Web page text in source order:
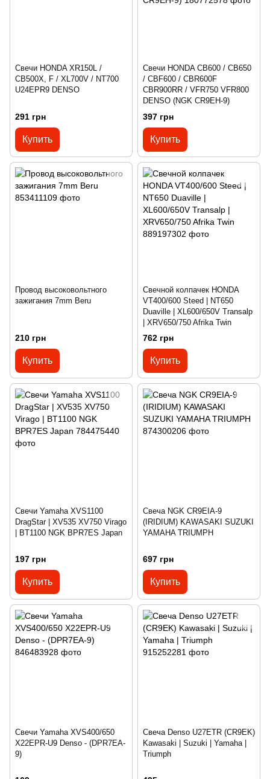
Свечи HONDA XR150L /
CB500X, F / XL700V / NT700
U24EPR9 DENSO
291 грн
Купить
Свечи HONDA CB600 / CB650
/ CBF600 / CBR600F
CBR900RR / VFR750 VFR800
DENSO (NGK CR9EH-9)
397 грн
Купить
Провод высоковольтного
зажигания 7mm Beru
210 грн
Купить
Свечной колпачек HONDA
VT400/600 Steed | NT650
Duaville | XL600/650V Transalp
| XRV650/750 Afrika Twin
762 грн
Купить
Свечи Yamaha XVS1100
DragStar | XV535 XV750 Virago
| BT1100 NGK BPR7ES Japan
197 грн
Купить
Свеча NGK CR9EIA-9
(IRIDIUM) KAWASAKI SUZUKI
YAMAHA TRIUMPH
697 грн
Купить
Свечи Yamaha XVS400/650
X22EPR-U9 Denso - (DPR7EA-
9)
Свеча Denso U27ETR (CR9EK)
Kawasaki | Suzuki | Yamaha |
Triumph